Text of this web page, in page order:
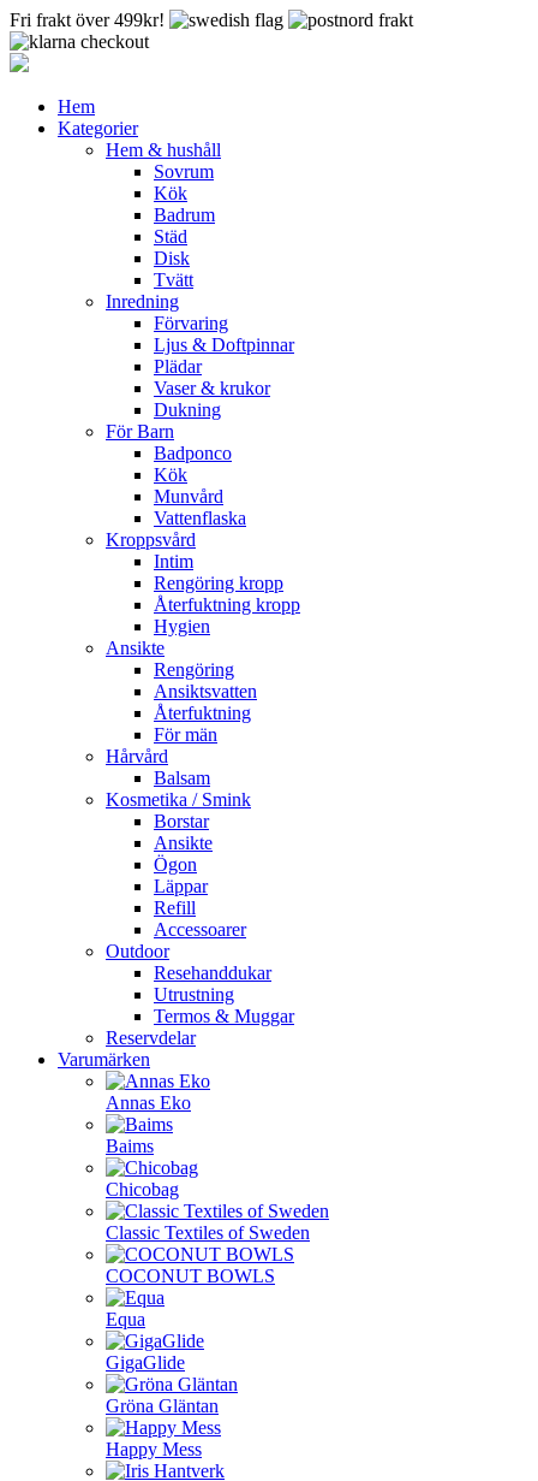
Fri frakt över 499kr!
Hem
Kategorier
Hem & hushåll
Sovrum
Kök
Badrum
Städ
Disk
Tvätt
Inredning
Förvaring
Ljus & Doftpinnar
Plädar
Vaser & krukor
Dukning
För Barn
Badponco
Kök
Munvård
Vattenflaska
Kroppsvård
Intim
Rengöring kropp
Återfuktning kropp
Hygien
Ansikte
Rengöring
Ansiktsvatten
Återfuktning
För män
Hårvård
Balsam
Kosmetika / Smink
Borstar
Ansikte
Ögon
Läppar
Refill
Accessoarer
Outdoor
Resehanddukar
Utrustning
Termos & Muggar
Reservdelar
Varumärken
Annas Eko
Baims
Chicobag
Classic Textiles of Sweden
COCONUT BOWLS
Equa
GigaGlide
Gröna Gläntan
Happy Mess